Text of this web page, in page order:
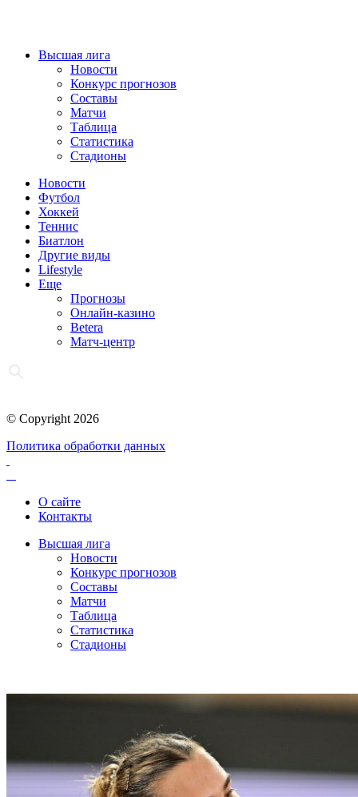
Высшая лига
Новости
Конкурс прогнозов
Составы
Матчи
Таблица
Статистика
Стадионы
Новости
Футбол
Хоккей
Теннис
Биатлон
Другие виды
Lifestyle
Еще
Прогнозы
Онлайн-казино
Betera
Матч-центр
© Copyright 2026
Политика обработки данных
О сайте
Контакты
Высшая лига
Новости
Конкурс прогнозов
Составы
Матчи
Таблица
Статистика
Стадионы